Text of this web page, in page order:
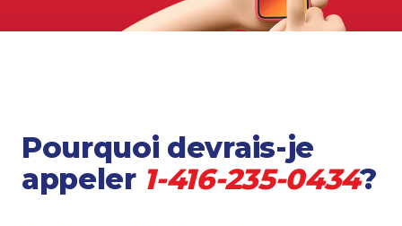
Pourquoi devrais-je
appeler 1-416-235-0434?